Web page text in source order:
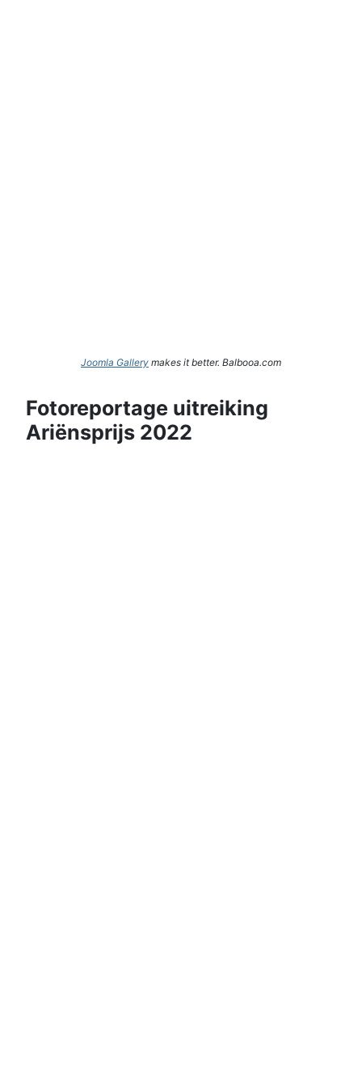
Joomla Gallery makes it better. Balbooa.com
Fotoreportage uitreiking
Ariënsprijs 2022